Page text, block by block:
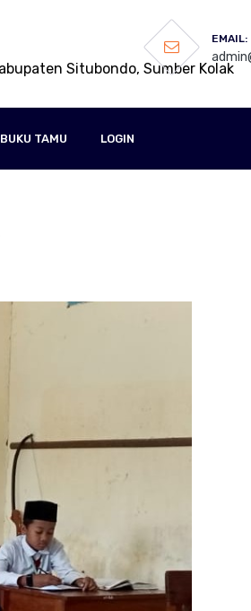
Situbondo, Sumber Kolak
EMAIL:
BUKU TAMU LOGIN